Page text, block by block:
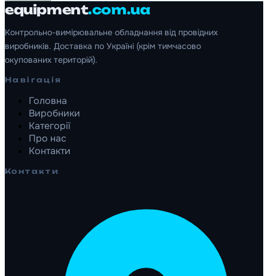
equipment.com.ua
Контрольно-вимірювальне обладнання від провідних
виробників. Доставка по Україні (крім тимчасово
окупованих територій).
Навігація
Головна
Виробники
Категорії
Про нас
Контакти
Контакти